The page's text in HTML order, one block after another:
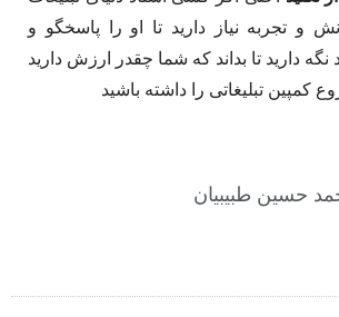
و تجربه نیاز دارید تا او را پاسخگو و
دارید تا بداند که شما چقدر ارزش دارید
کمپین تبلیغاتی را داشته باشید
حسین طبیبیان